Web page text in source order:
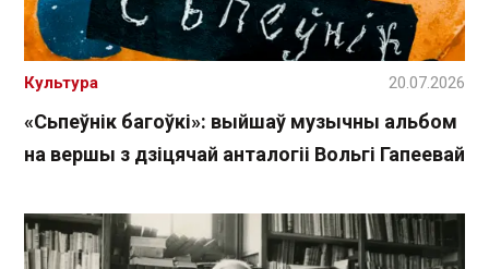
«Сьпеўнік багоўкі»: выйшаў музычны альбом
на вершы з дзіцячай анталогіі Вольгі Гапеевай
Культура 20.07.2026